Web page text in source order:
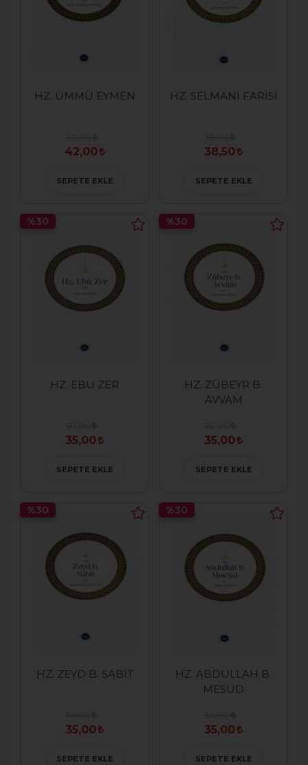
HZ. ÜMMÜ EYMEN
42,00
SEPETE EKLE
HZ. SELMANI FARİSİ
38,50
SEPETE EKLE
HZ. EBU ZER
35,00
%30
SEPETE EKLE
HZ. ZÜBEYR B.
AVVAM
35,00
%30
SEPETE EKLE
HZ. ZEYD B. SABİT
35,00
%30
SEPETE EKLE
HZ. ABDULLAH B.
MESUD
35,00
%30
SEPETE EKLE